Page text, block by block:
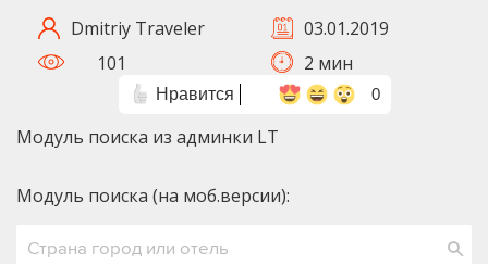
Dmitriy Traveler
03.01.2019
101
2 мин
Нравится 0
Модуль поиска из админки LT
Модуль поиска (на моб.версии):